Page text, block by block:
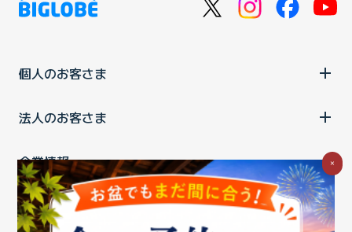
個人のお客さま
法人のお客さま
企業情報
ご利用中の方
×